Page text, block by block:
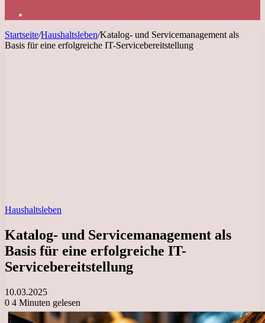
Startseite/Haushaltsleben/Katalog- und Servicemanagement als
Basis für eine erfolgreiche IT-Servicebereitstellung
Haushaltsleben
Katalog- und Servicemanagement als
Basis für eine erfolgreiche IT-
Servicebereitstellung
10.03.2025
0 4 Minuten gelesen